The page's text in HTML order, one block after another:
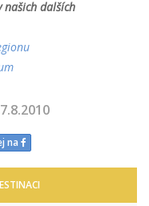
našich dalších
7.8.2010
na